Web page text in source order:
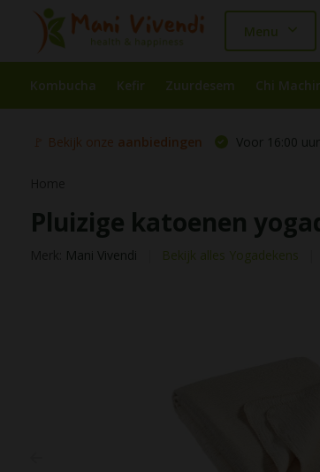
Menu
Kombucha Kefir Zuurdesem Chi
🚩 Bekijk onze aanbiedingen Voor 16:00
Pluizige katoenen
Mani Vivendi Bekijk alles Yogadekens